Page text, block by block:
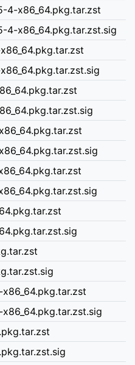
4-x86_64.pkg.tar.zst
4-x86_64.pkg.tar.zst.sig